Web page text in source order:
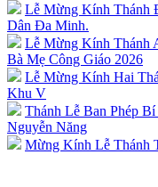
Lễ Mừng Kính Thánh
Dân Đa Minh.
Lễ Mừng Kính Thánh
Bà Mẹ Công Giáo 2026
Lễ Mừng Kính Hai
Khu V
Thánh Lễ Ban Phép
Nguyễn Năng
Mừng Kính Lễ Thánh